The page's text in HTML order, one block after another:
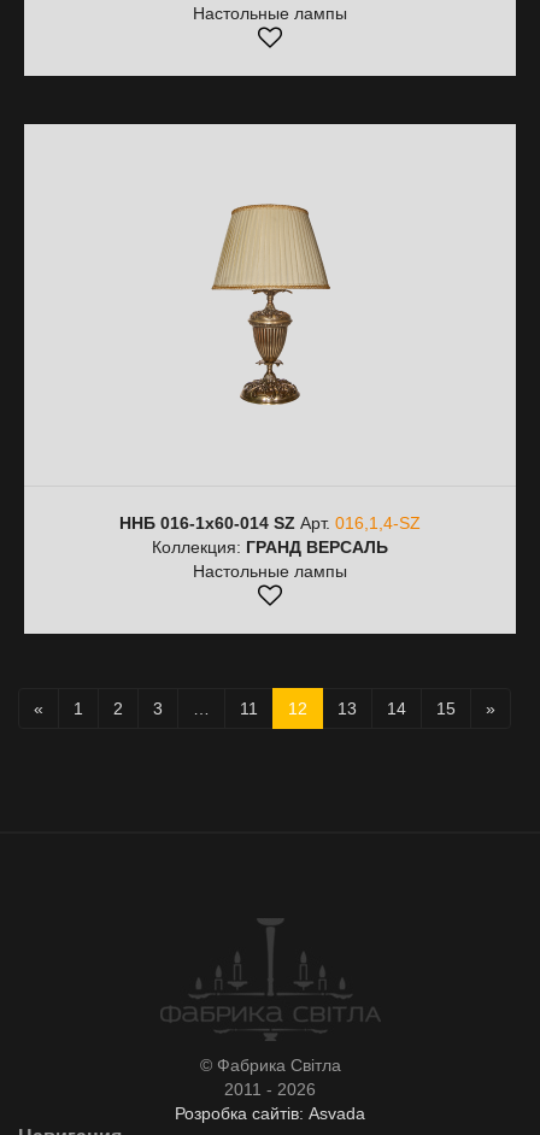
Настольные лампы
ННБ 016-1х60-014 SZ Арт. 016,1,4-SZ
Коллекция: ГРАНД ВЕРСАЛЬ
Настольные лампы
« 1 2 3 11 12 13 14 15 »
© Фабрика Світла
2011 - 2026
Розробка сайтів: Asvada